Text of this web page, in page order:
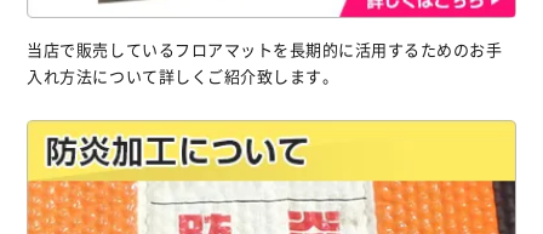
当店で販売しているフロアマットを長期的に活用するためのお手
入れ方法について詳しくご紹介致します。